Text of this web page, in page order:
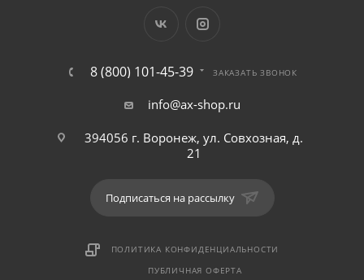
8 (800) 101-45-39 ЗАКАЗАТЬ ЗВОНОК
info@ax-shop.ru
394056 г. Воронеж, ул. Совхозная, д.
21
Подписаться на рассылку
ПОЛИТИКА КОНФИДЕНЦИАЛЬНОСТИ
ПУБЛИЧНАЯ ОФЕРТА